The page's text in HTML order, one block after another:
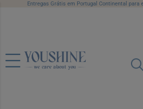
Entregas Grátis em Portugal Continental para
Avene Ag Termal Locao
200ml